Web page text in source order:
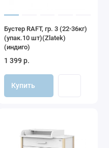
Бустер RAFT, гр. 3 (22-36кг)
(упак.10 шт)(Zlatek)
(индиго)
1 399 р.
Купить